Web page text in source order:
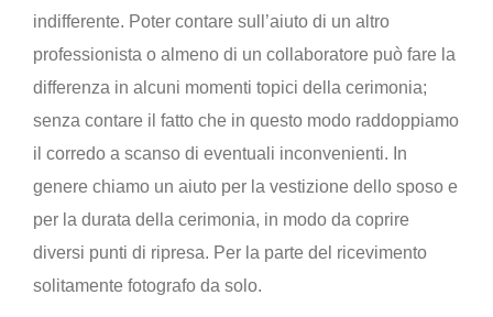
indifferente. Poter contare sull’aiuto di un altro
professionista o almeno di un collaboratore può fare la
differenza in alcuni momenti topici della cerimonia;
senza contare il fatto che in questo modo raddoppiamo
il corredo a scanso di eventuali inconvenienti. In
genere chiamo un aiuto per la vestizione dello sposo e
per la durata della cerimonia, in modo da coprire
diversi punti di ripresa. Per la parte del ricevimento
solitamente fotografo da solo.